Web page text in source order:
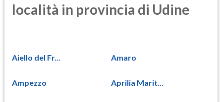
località in provincia di Udine
Aiello del Fr... Amaro
Ampezzo Aprilia Marit...